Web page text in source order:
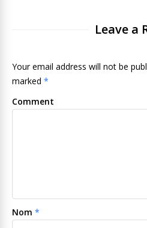
Leave a
Your email address will not be
marked *
Comment
Nom *